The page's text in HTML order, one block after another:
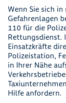
Wenn Sie sich
Gefahrenlagen
110 für die
Rettungsdienst.
Einsatzkräfte
Polizeistation,
in Ihrer Nähe
Hilfe anfordern.